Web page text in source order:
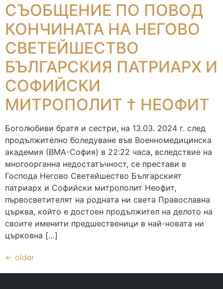
СЪОБЩЕНИЕ ПО ПОВОД
КОНЧИНАТА НА НЕГОВО
СВЕТЕЙШЕСТВО
БЪЛГАРСКИЯ ПАТРИАРХ И
СОФИЙСКИ
МИТРОПОЛИТ † НЕОФИТ
Боголюбиви братя и сестри, на 13.03. 2024 г. след
продължително боледуване във Военномедицинска
академия (ВМА-София) в 22:22 часа, вследствие на
многоорганна недостатъчност, се престави в
Господа Негово Светейшество Българският
патриарх и Софийски митрополит Неофит,
първосветителят на родната ни света Православна
църква, който е достоен продължител на делото на
своите именити предшественици в най-новата ни
църковна […]
← older